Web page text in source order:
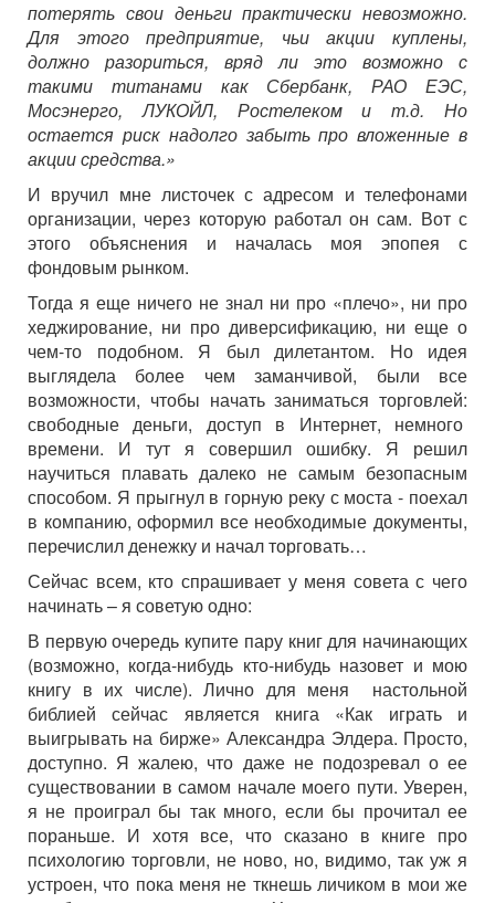
потерять свои деньги практически невозможно.
Для этого предприятие, чьи акции куплены,
должно разориться, вряд ли это возможно с
такими титанами как Сбербанк, РАО ЕЭС,
Мосэнерго, ЛУКОЙЛ, Ростелеком и т.д. Но
остается риск надолго забыть про вложенные в
акции средства.»
И вручил мне листочек с адресом и телефонами
организации, через которую работал он сам. Вот с
этого объяснения и началась моя эпопея с
фондовым рынком.
Тогда я еще ничего не знал ни про «плечо», ни про
хеджирование, ни про диверсификацию, ни еще о
чем-то подобном. Я был дилетантом. Но идея
выглядела более чем заманчивой, были все
возможности, чтобы начать заниматься торговлей:
свободные деньги, доступ в Интернет, немного
времени. И тут я совершил ошибку. Я решил
научиться плавать далеко не самым безопасным
способом. Я прыгнул в горную реку с моста - поехал
в компанию, оформил все необходимые документы,
перечислил денежку и начал торговать…
Сейчас всем, кто спрашивает у меня совета с чего
начинать – я советую одно:
В первую очередь купите пару книг для начинающих
(возможно, когда-нибудь кто-нибудь назовет и мою
книгу в их числе). Лично для меня настольной
библией сейчас является книга «Как играть и
выигрывать на бирже» Александра Элдера. Просто,
доступно. Я жалею, что даже не подозревал о ее
существовании в самом начале моего пути. Уверен,
я не проиграл бы так много, если бы прочитал ее
пораньше. И хотя все, что сказано в книге про
психологию торговли, не ново, но, видимо, так уж я
устроен, что пока меня не ткнешь личиком в мои же